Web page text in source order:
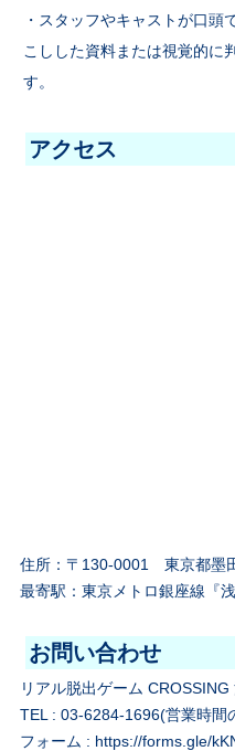
・スタッフやキャストが口頭
こしした資料または視覚的に
す。
アクセス
住所：〒130-0001 東京都墨
最寄駅：東京メトロ銀座線『
お問い合わせ
リアル脱出ゲーム CROSSING
TEL : 03-6284-1696(営業時間
フォーム : https://forms.gle/